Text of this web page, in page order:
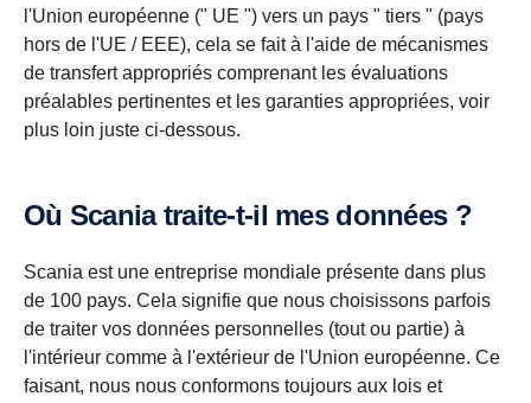
l'Union européenne (" UE ") vers un pays " tiers " (pays
hors de l'UE / EEE), cela se fait à l'aide de mécanismes
de transfert appropriés comprenant les évaluations
préalables pertinentes et les garanties appropriées, voir
plus loin juste ci-dessous.
Où Scania traite-t-il mes données ?
Scania est une entreprise mondiale présente dans plus
de 100 pays. Cela signifie que nous choisissons parfois
de traiter vos données personnelles (tout ou partie) à
l'intérieur comme à l'extérieur de l'Union européenne. Ce
faisant, nous nous conformons toujours aux lois et